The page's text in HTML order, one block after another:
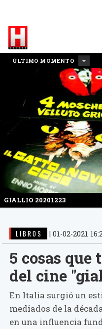
ÚLTIMO MOMENTO
GIALLIO 20201223
LIBROS | 01-02-2021
5 cosas que
del cine
En Italia surgió un
mediados de la
en una influencia